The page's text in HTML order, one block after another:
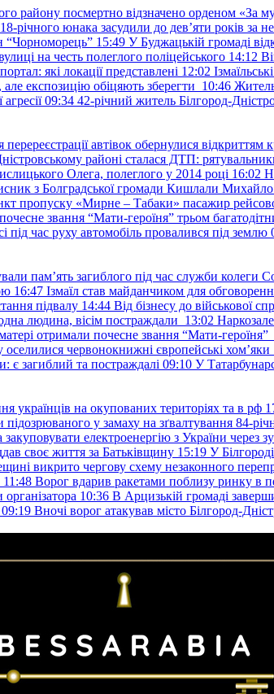
району посмертно відзначено орденом «За
річного юнака засудили до дев’яти років за
“Чорноморець” 15:49 У Буджацькій громаді
на честь полеглого поліцейського 14:12
які локації представлені 12:02
експозицію обіцяють зберегти 10:46
09:34 42-річний житель Білгород-
автівок обернулися відкриттям
районі сталася ДТП:
Олега, полеглого у 2014 році 16:02
з Болградської громади Кишлали Михайло
пропуску «Мирне – Табаки» пасажир
звання “Мати-героїня” трьом
під час руху автомобіль провалився під землю
пам’ять загиблого під час служби колеги
16:47 Ізмаїл став майданчиком для
підвалу 14:44 Від бізнесу до військової
людина, вісім постраждали 13:02
отримали почесне звання “Мати-героїня”
червонокнижні європейські хом’яки
є загиблий та постраждалі 09:10 У
українців на окупованих територіях та в рф
підозрюваного у замаху на зґвалтування 84-
електроенергію з України
своє життя за Батьківщину 15:19 У
викрито чергову схему незаконного
11:48 Ворог вдарив ракетами поблизу ринку в
10:36 В Арцизькій громаді
09:19 Вночі ворог атакував місто Білгород-